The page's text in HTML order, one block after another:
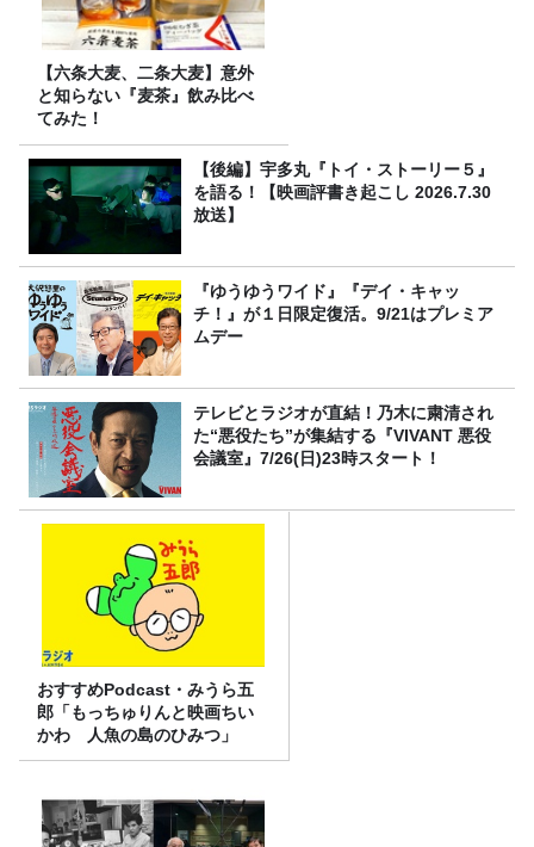
【六条大麦、二条大麦】意外
と知らない『麦茶』飲み比べ
てみた！
【後編】宇多丸『トイ・ストーリー５』
を語る！【映画評書き起こし 2026.7.30
放送】
『ゆうゆうワイド』『デイ・キャッ
チ！』が１日限定復活。9/21はプレミア
ムデー
テレビとラジオが直結！乃木に粛清され
た“悪役たち”が集結する『VIVANT 悪役
会議室』7/26(日)23時スタート！
おすすめPodcast・みうら五
郎「もっちゅりんと映画ちい
かわ 人魚の島のひみつ」